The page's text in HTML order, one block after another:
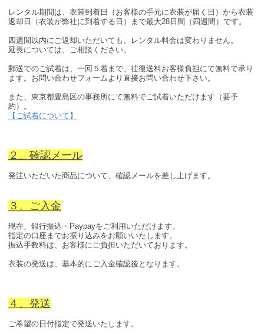
レンタル期間は、衣装到着日（お客様の手元に衣装が届く日）から衣装
返却日（衣装が弊社に到着する日）まで最大28日間（四週間）です。
四週間以内にご返却いただいても、レンタル料金は変わりません。
延長については、ご相談ください。
郵送でのご試着は、一回５着まで、往復送料お客様負担にて無料で承り
ます。お問い合わせフォームより直接お問い合わせ下さい。
また、東京都豊島区の事務所にて無料でご試着いただけます（要予
約）。
【ご試着について】
２、確認メール
発注いただいた商品について、確認メールを差し上げます。
３、ご入金
現在、銀行振込・Paypayをご利用いただけます。
指定の口座までお振り込みをお願いいたします。
振込手数料は、お客様にご負担いただいております。
衣装の発送は、基本的にご入金確認後となります。
４、発送
ご希望の日付指定で発送いたします。